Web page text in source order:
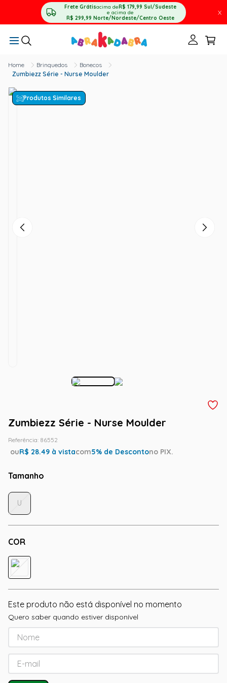
Frete Grátisacima deR$ 179,99 Sul/Sudeste
e acima de
R$ 299,99 Norte/Nordeste/Centro Oeste
X
Brinquedos
Bonecos
Zumbiezz Série - Nurse Moulder
Produtos Similares
Zumbiezz Série - Nurse Moulder
Referência: 86552
ouR$ 28.49 à vistacom5% de Descontono PIX.
Tamanho
COR
U
Este produto não está disponível no momento
Quero saber quando estiver disponível